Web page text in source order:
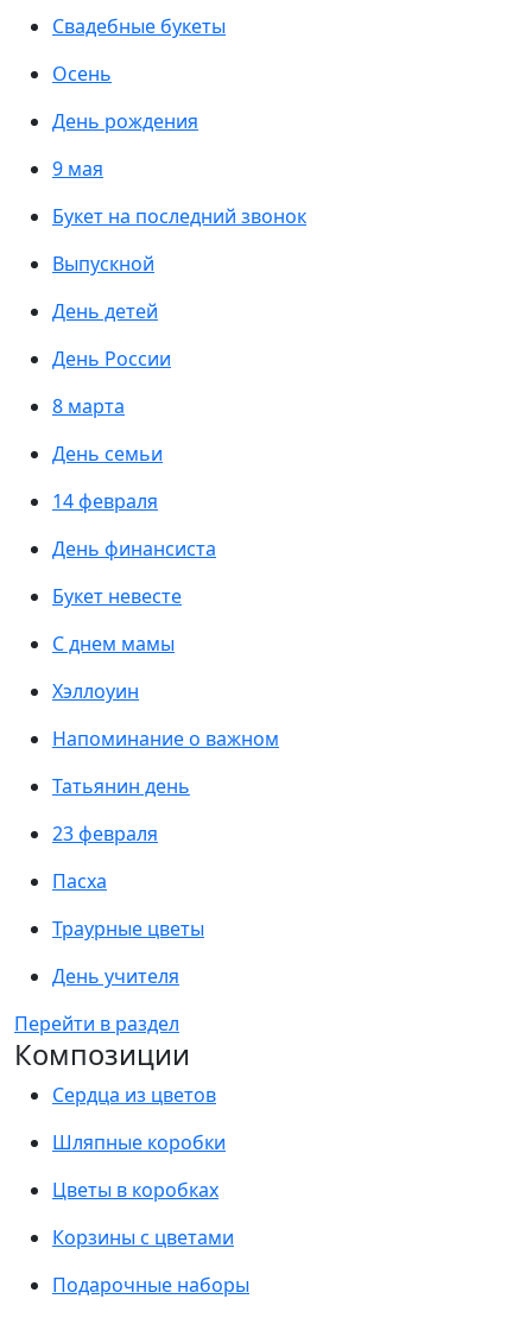
Свадебные букеты
Осень
День рождения
9 мая
Букет на последний звонок
Выпускной
День детей
День России
8 марта
День семьи
14 февраля
День финансиста
Букет невесте
С днем мамы
Хэллоуин
Напоминание о важном
Татьянин день
23 февраля
Пасха
Траурные цветы
День учителя
Перейти в раздел
Композиции
Сердца из цветов
Шляпные коробки
Цветы в коробках
Корзины с цветами
Подарочные наборы